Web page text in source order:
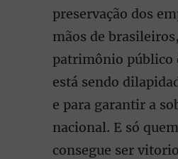
preservação dos
mãos de
patrimônio público
está sendo
e para garantir a
nacional. E só
consegue ser